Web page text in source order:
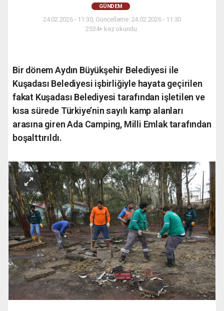
GÜNDEM
24.02.2026 - 11:30, Güncelleme: 24.02.2026 - 11:30
2534+ kez okundu.
Bir dönem Aydın Büyükşehir Belediyesi ile
Kuşadası Belediyesi işbirliğiyle hayata geçirilen
fakat Kuşadası Belediyesi tarafından işletilen ve
kısa sürede Türkiye’nin sayılı kamp alanları
arasına giren Ada Camping, Milli Emlak tarafından
boşalttırıldı.